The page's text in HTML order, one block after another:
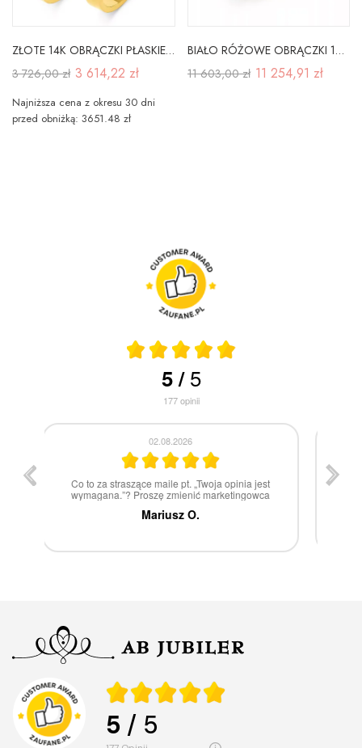
ZŁOTE 14K OBRĄCZKI PŁASKIE SOCZEWKA 3,50mm A-111
3 726,00 zł 3 614,22 zł
Najniższa cena z okresu 30 dni
przed obniżką: 3651.48 zł
BIAŁO RÓŻOWE OBRĄCZKI 14K SERCE DIAMENTY GRAWER
11 603,00 zł 11 254,91 zł
5/5
177opinii
30.07.2026
W 100% polecam
Marcin Z.
5 / 5